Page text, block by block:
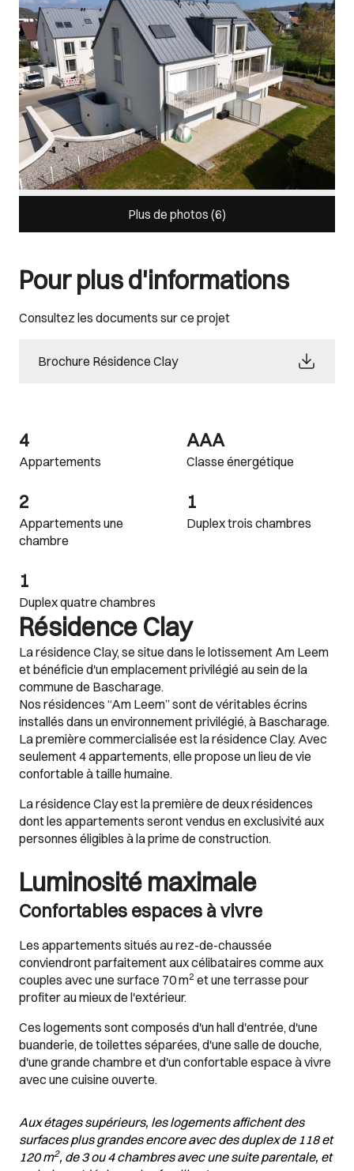
Plus de photos (6)
Pour plus d'informations
Consultez les documents sur ce projet
Brochure Résidence Clay
Résidence Clay
La résidence Clay, se situe dans le lotissement Am Leem
et bénéficie d'un emplacement privilégié au sein de la
commune de Bascharage.
Nos résidences “Am Leem” sont de véritables écrins
installés dans un environnement privilégié, à Bascharage.
La première commercialisée est la résidence Clay. Avec
seulement 4 appartements, elle propose un lieu de vie
confortable à taille humaine.
La résidence Clay est la première de deux résidences
dont les appartements seront vendus en exclusivité aux
personnes éligibles à la prime de construction.
Luminosité maximale
Confortables espaces à vivre
Les appartements situés au rez-de-chaussée
conviendront parfaitement aux célibataires comme aux
couples avec une surface 70 m2 et une terrasse pour
profiter au mieux de l'extérieur.
Ces logements sont composés d'un hall d'entrée, d'une
buanderie, de toilettes séparées, d'une salle de douche,
d'une grande chambre et d'un confortable espace à vivre
avec une cuisine ouverte.
Aux étages supérieurs, les logements affichent des
surfaces plus grandes encore avec des duplex de 118 et
120 m2, de 3 ou 4 chambres avec une suite parentale, et
4
Appartements
AAA
Classe énergétique
2
Appartements une
chambre
1
Duplex trois chambres
1
Duplex quatre chambres